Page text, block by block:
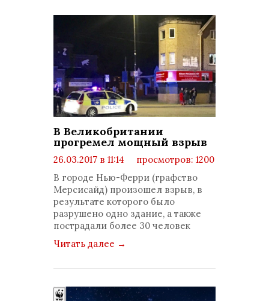
В Великобритании
прогремел мощный взрыв
26.03.2017 в 11:14
просмотров: 1200
комментариев: 0
В городе Нью-Ферри (графство
Мерсисайд) произошел взрыв, в
результате которого было
разрушено одно здание, а также
пострадали более 30 человек
Читать далее →